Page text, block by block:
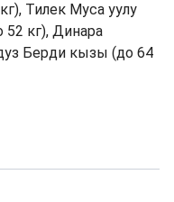
Тилек Муса уулу
кг), Динара
Берди кызы (до 64